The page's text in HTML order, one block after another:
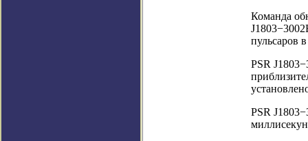
Команда
пульсаров
PSR
PSR